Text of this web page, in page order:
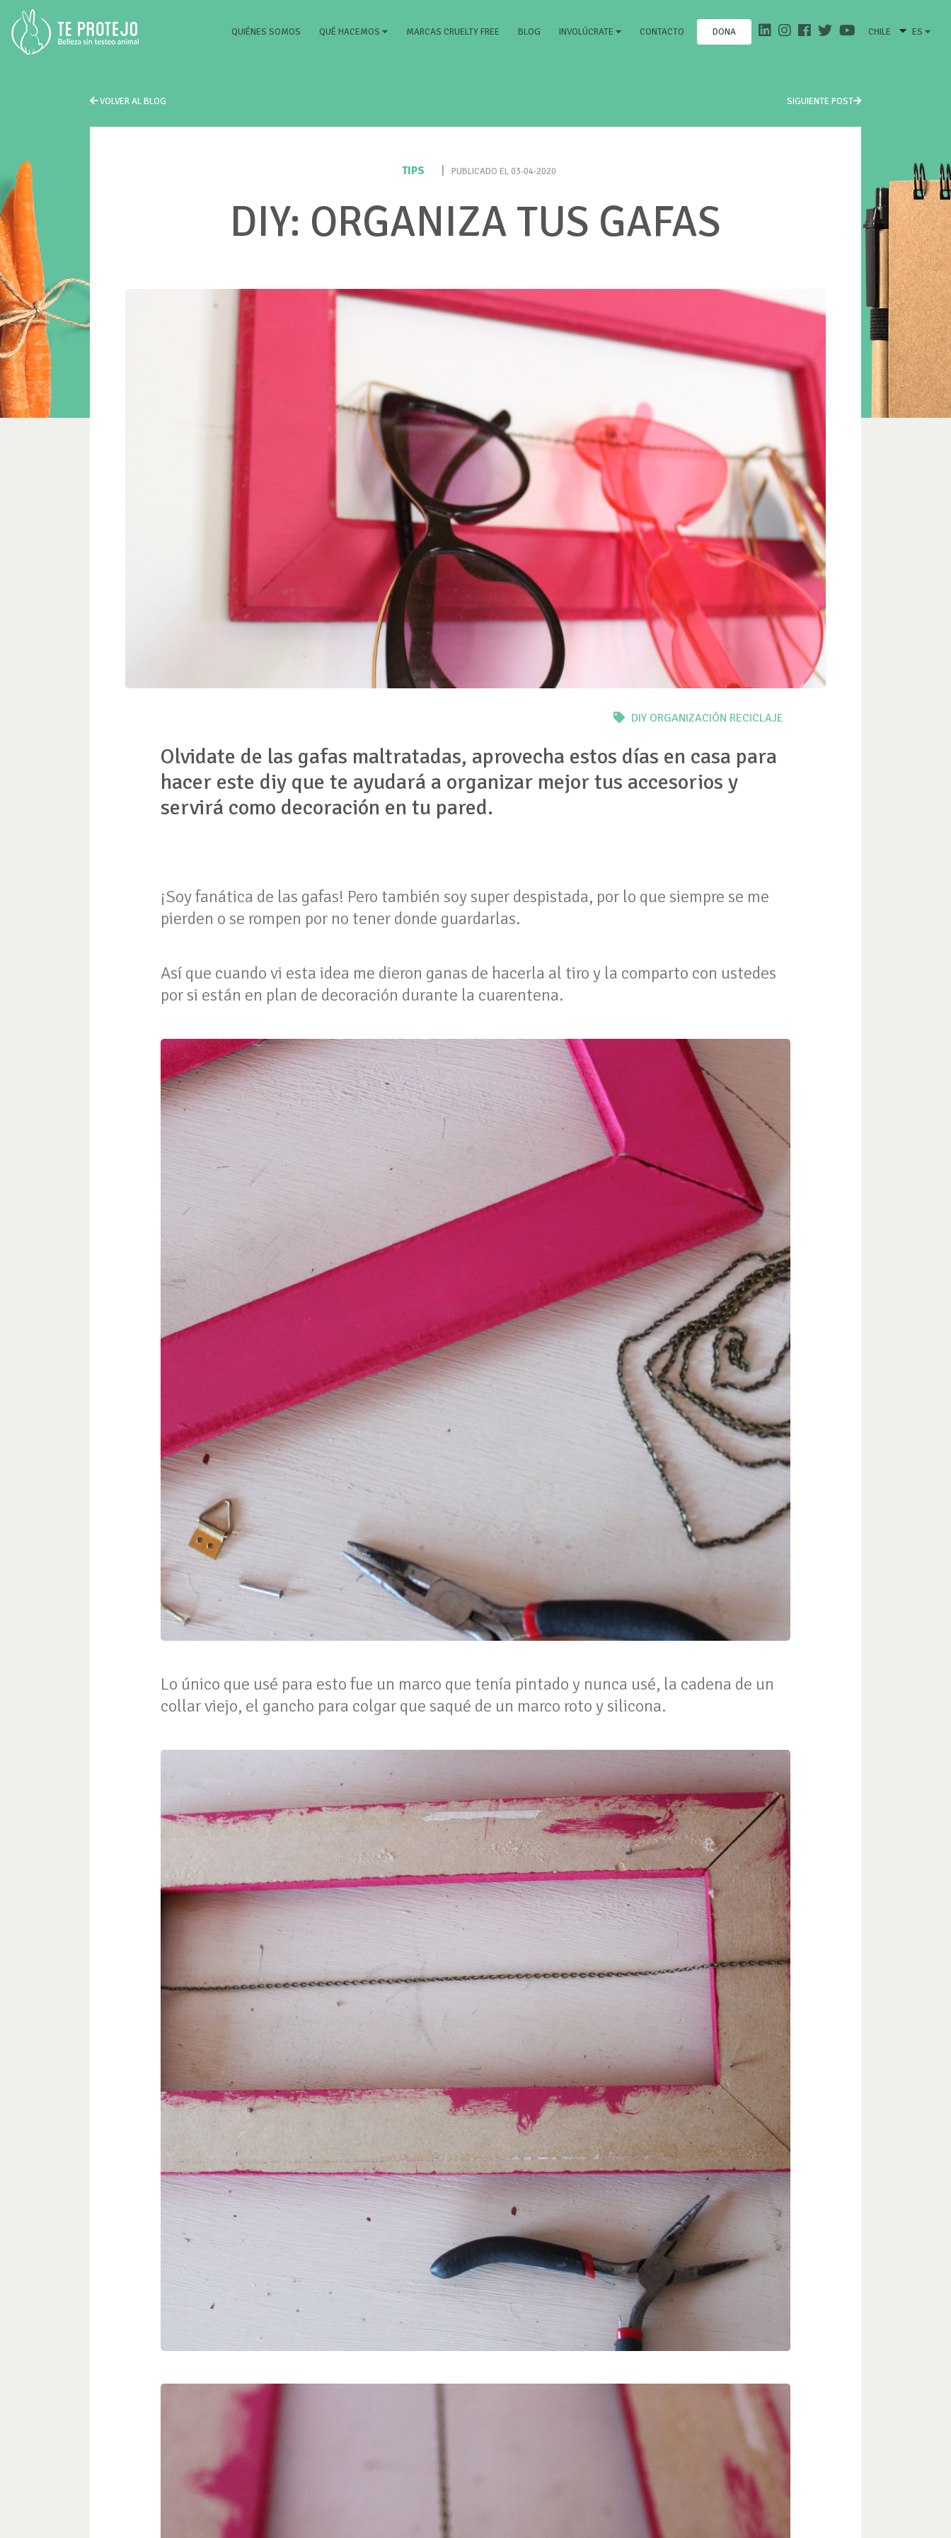
QUIÉNES SOMOS (CURRENT)
QUÉ HACEMOS MARCAS CRUELTY FREE BLOG INVOLÚCRATE CONTACTO DONA CHILE ES
VOLVER AL BLOG SIGUIENTE POST
TIPS PUBLICADO EL 03-04-2020
DIY: ORGANIZA TUS GAFAS
DIY ORGANIZACIÓN RECICLAJE
Olvidate de las gafas maltratadas, aprovecha estos días en casa para
hacer este diy que te ayudará a organizar mejor tus accesorios y
servirá como decoración en tu pared.
¡Soy fanática de las gafas! Pero también soy super despistada, por lo que siempre se me
pierden o se rompen por no tener donde guardarlas.
Así que cuando vi esta idea me dieron ganas de hacerla al tiro y la comparto con ustedes
por si están en plan de decoración durante la cuarentena.
Lo único que usé para esto fue un marco que tenía pintado y nunca usé, la cadena de un
collar viejo, el gancho para colgar que saqué de un marco roto y silicona.